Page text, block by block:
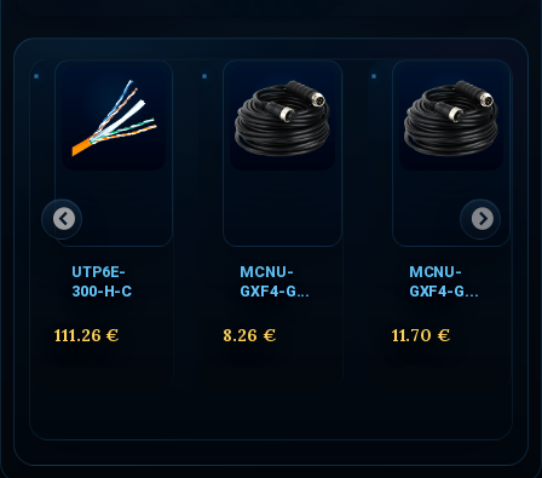
UTP6E-
300-H-C
111.26 €
MCNU-
GXF4-G...
8.26 €
MCNU-
GXF4-G...
11.70 €